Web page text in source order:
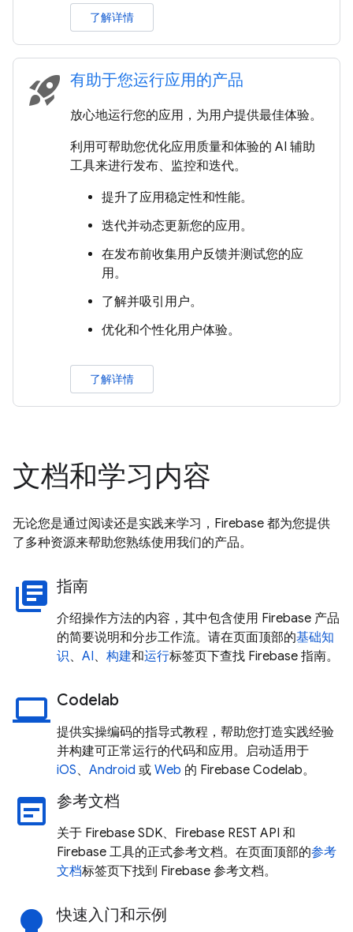
了解详情
rocket_launch 有助于您运行应用的产品
放心地运行您的应用，为用户提供最佳体验。
利用可帮助您优化应用质量和体验的 AI 辅助
工具来进行发布、监控和迭代。
提升了应用稳定性和性能。
迭代并动态更新您的应用。
在发布前收集用户反馈并测试您的应
用。
了解并吸引用户。
优化和个性化用户体验。
了解详情
文档和学习内容
无论您是通过阅读还是实践来学习，Firebase 都为您提供
了多种资源来帮助您熟练使用我们的产品。
library_books 指南
介绍操作方法的内容，其中包含使用 Firebase 产品
的简要说明和分步工作流。请在页面顶部的基础知
识、 AI、 构建和运行标签页下查找 Firebase 指南。
laptop Codelab
提供实操编码的指导式教程，帮助您打造实践经验
并构建可正常运行的代码和应用。启动适用于
iOS、 Android 或 Web 的 Firebase Codelab。
wysiwyg 参考文档
关于 Firebase SDK、Firebase REST API 和
Firebase 工具的正式参考文档。在页面顶部的参考
文档标签页下找到 Firebase 参考文档。
快速入门和示例